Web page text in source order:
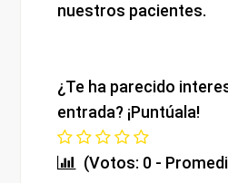
nuestros pacientes.
¿Te ha parecido
entrada? ¡Puntúala!
(Votos: 0 -